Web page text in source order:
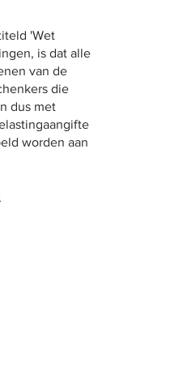
'Wet
is dat alle
van de
die
dus met
worden aan